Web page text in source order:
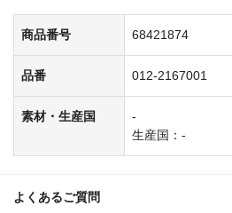
商品番号 68421874
品番 012-2167001
素材・生産国
-
生産国：-
よくあるご質問